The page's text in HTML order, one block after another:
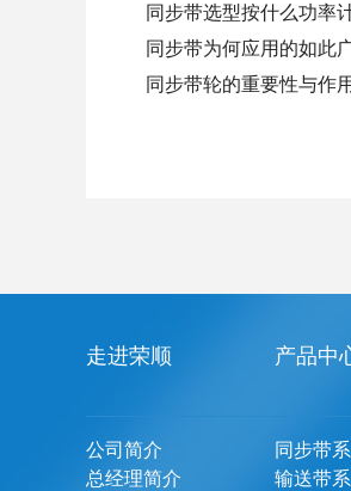
同步带选型按什么功率
同步带为何应用的如此
同步带轮的重要性与作用
走进荣顺 产品中
公司简介
总经理简介
同步带系
输送带系